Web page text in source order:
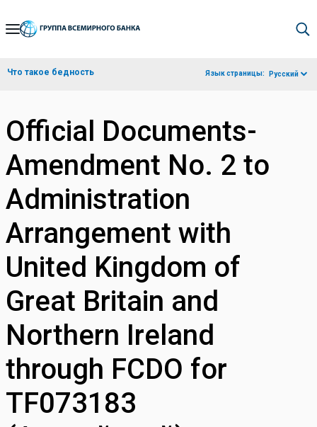
Skip
Navigation
Что такое бедность Язык страницы: Русский
Official Documents-
Amendment No. 2 to
Administration
Arrangement with
United Kingdom of
Great Britain and
Northern Ireland
through FCDO for
TF073183